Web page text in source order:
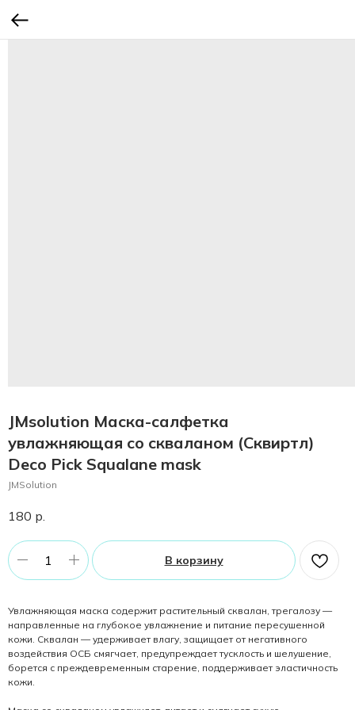
JMsolution Маска-салфетка
увлажняющая со скваланом (Сквиртл)
Deco Pick Squalane mask
JMSolution
180 р.
В корзину
Увлажняющая маска содержит растительный сквалан, трегалозу —
направленные на глубокое увлажнение и питание пересушенной
кожи. Сквалан — удерживает влагу, защищает от негативного
воздействия ОСБ смягчает, предупреждает тусклость и шелушение,
борется с преждевременным старение, поддерживает эластичность
кожи.